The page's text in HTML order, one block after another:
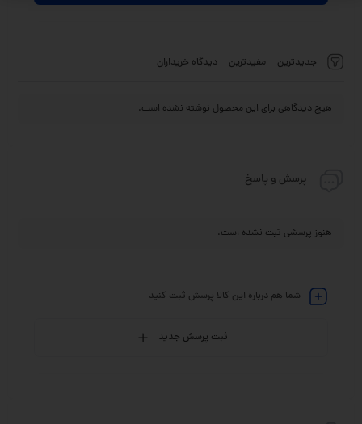
جدیدترین مفیدترین دیدگاه خریداران
هیچ دیدگاهی برای این محصول نوشته نشده است.
پرسش و پاسخ
هنوز پرسشی ثبت نشده است.
شما هم درباره این کالا پرسش ثبت کنید
ثبت پرسش جدید